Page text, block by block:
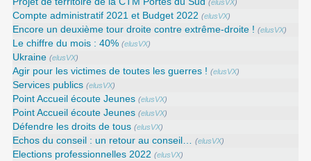
(elusVX)
Compte administratif 2021 et Budget 2022 (elusVX)
Encore un deuxième tour droite contre extrême-droite ! (elusVX)
Le chiffre du mois : 40% (elusVX)
Ukraine (elusVX)
Agir pour les victimes de toutes les guerres ! (elusVX)
Services publics (elusVX)
Point Accueil écoute Jeunes (elusVX)
Point Accueil écoute Jeunes (elusVX)
Défendre les droits de tous (elusVX)
Echos du conseil : un retour au conseil… (elusVX)
Elections professionnelles 2022 (elusVX)